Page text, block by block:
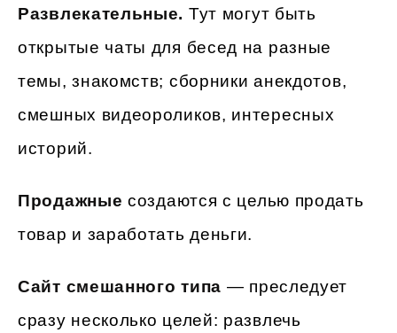
Развлекательные. Тут могут быть
открытые чаты для бесед на разные
темы, знакомств; сборники анекдотов,
смешных видеороликов, интересных
историй.
Продажные создаются с целью продать
товар и заработать деньги.
Сайт смешанного типа — преследует
сразу несколько целей: развлечь